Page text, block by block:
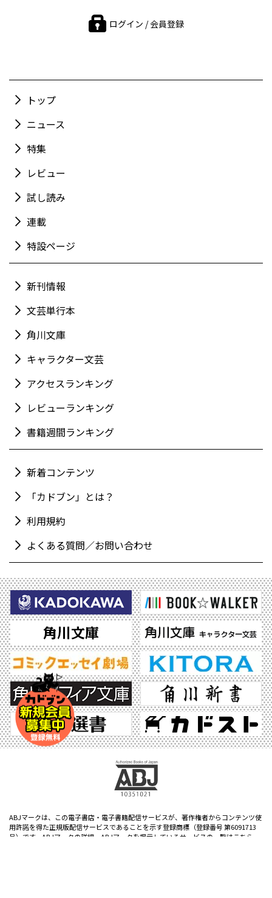
ログイン / 会員登録
トップ
ニュース
特集
レビュー
試し読み
連載
特設ページ
新刊情報
文芸単行本
角川文庫
キャラクター文芸
アクセスランキング
レビューランキング
書籍週間ランキング
新着コンテンツ
「カドブン」とは？
利用規約
よくある質問／お問い合わせ
ABJマークは、この電子書店・電子書籍配信サービスが、著作権者からコンテンツ使
用許諾を得た正規版配信サービスであることを示す登録商標（登録番号 第6091713
号）です。ABJマークの詳細、ABJマークを掲示しているサービスの一覧はこちら。